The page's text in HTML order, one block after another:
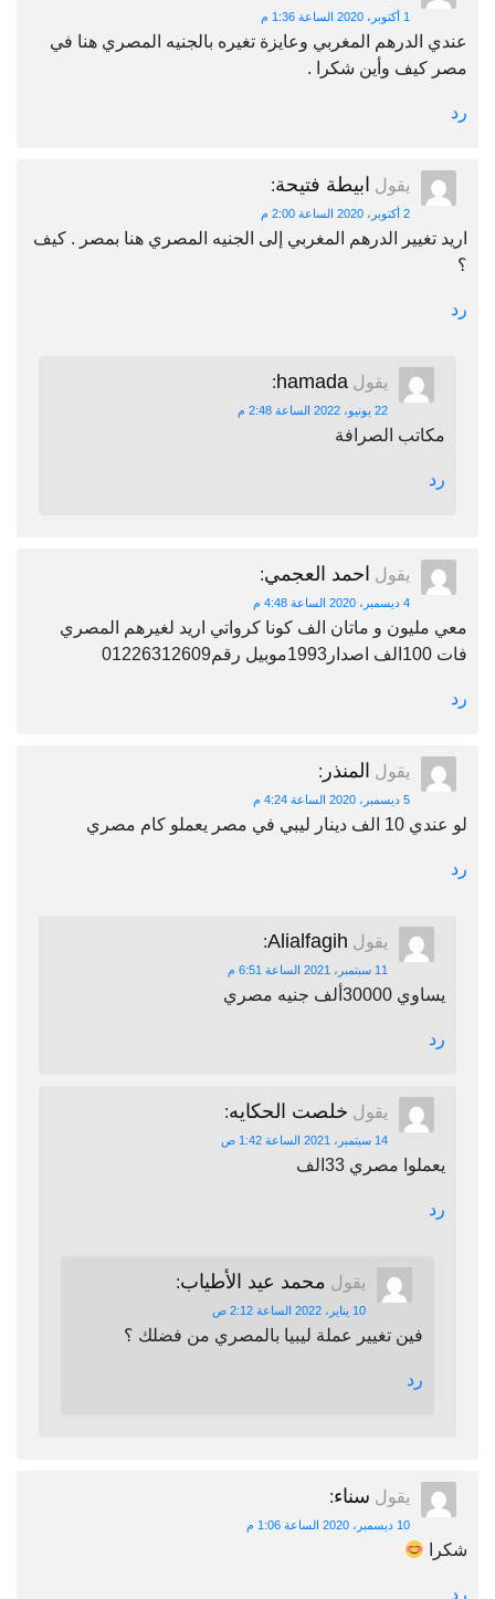
1 أكتوبر، 2020 الساعة 1:36 م
عندي الدرهم المغربي وعايزة تغيره بالجنيه المصري هنا في
مصر كيف وأين شكرا .
رد
يقول ابيطة فتيحة:
2 أكتوبر، 2020 الساعة 2:00 م
اريد تغيير الدرهم المغربي إلى الجنيه المصري هنا بمصر . كيف
؟
رد
يقول hamada
:
22 يونيو، 2022 الساعة 2:48 م
مكاتب الصرافة
رد
يقول احمد العجمي:
4 ديسمبر، 2020 الساعة 4:48 م
معي مليون و ماتان الف كونا كرواتي اريد لغيرهم المصري
فات 100الف اصدار1993موبيل رقم01226312609
رد
يقول المنذر :
5 ديسمبر، 2020 الساعة 4:24 م
لو عندي 10 الف دينار ليبي في مصر يعملو كام مصري
رد
يقول Alialfagih
:
11 سبتمبر، 2021 الساعة 6:51 م
يساوي 30000ألف جنيه مصري
رد
يقول خلصت الحكايه:
14 سبتمبر، 2021 الساعة 1:42 ص
يعملوا مصري 33الف
رد
يقول محمد عيد الأطياب:
10 يناير، 2022 الساعة 2:12 ص
فين تغيير عملة ليبيا بالمصري من فضلك ؟
رد
يقول سناء:
10 ديسمبر، 2020 الساعة 1:06 م
شكرا
رد